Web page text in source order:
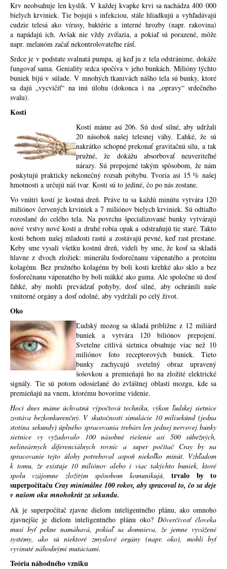
Krv neobsahuje len kyslík. V každej kvapke krvi sa nachádza 400 000
bielych krviniek. Tie bojujú s infekciou, stále hliadkujú a vyhľadávajú
cudzie telesá ako vírusy, baktérie a interné hrozby (napr. rakovina)
a napádajú ich. Avšak nie vždy zvíťazia, a pokiaľ sú porazené, môže
napr. melanóm začať nekontrolovateľne rásť.
Srdce je v podstate svalnatá pumpa, aj keď ju z tela odstránime, dokáže
fungovať sama. Geniality srdca spočíva v jeho bunkách. Milióny týchto
buniek bijú v súlade. V mnohých tkanivách nášho tela sú bunky, ktoré
sa dajú „vycvičiť“ na inú úlohu (dokonca i na „opravy“ srdečného
svalu).
Kosti
Kostí máme asi 206. Sú dosť silné, aby udržali
20 násobok našej telesnej váhy. Ľahké, že sú
nakrátko schopné prekonať gravitačnú silu, a tak
pružné, že dokážu absorbovať neuveriteľné
nárazy. Sú prepojené takým spôsobom, že nám
poskytujú prakticky nekonečný rozsah pohybu. Tvoria asi 15 % našej
hmotnosti a určujú náš tvar. Kosti sú to jediné, čo po nás zostane.
Vo vnútri kostí je kostná dreň. Práve tu sa každú minútu vytvára 120
miliónov červených krviniek a 7 miliónov bielych krviniek. Sú odtiaľto
rozoslané do celého tela. Na povrchu špecializované bunky vytvárajú
nové vrstvy nové kosti a druhé robia opak a odstraňujú tie staré. Takto
kosti behom našej mladosti rastú a zostávajú pevné, keď rast prestane.
Keby sme vysali všetku kostnú dreň, videli by sme, že kosť sa skladá
hlavne z dvoch zložiek: minerálu fosforečnanu vápenatého a proteínu
kolagénu. Bez pružného kolagénu by boli kosti krehké ako sklo a bez
fosforečnanu vápenatého by boli mäkké ako guma. Ale spoločne sú dosť
ľahké, aby mohli prevádzať pohyby, dosť silné, aby ochránili naše
vnútorné orgány a dosť odolné, aby vydržali po celý život.
Oko
Ľudský mozog sa skladá približne z 12 miliárd
buniek a vytvára 120 biliónov prepojení.
Svetelne citlivá sietnica obsahuje viac než 10
miliónov foto receptorových buniek. Tieto
bunky zachycujú svetelný obraz upravený
šošovkou a premieňajú ho na zložité elektrické
signály. Tie sú potom odosielané do zvláštnej oblasti mozgu, kde sa
premieňajú na vnem, ktorému hovoríme videnie.
Hoci dnes máme úchvatnú výpočtovú techniku, výkon ľudskej sietnice
zostáva bezkonkurenčný. V skutočnosti simulácie 10 milisekúnd (jedna
stotina sekundy) úplného spracovania trebárs len jednej nervovej bunky
sietnice vy vyžadovalo 100 násobné riešenie asi 500 súbežných,
nelineárnych diferenciálnych rovníc a super počítač Cray by na
spracovanie tejto úlohy potreboval aspoň niekoľko minút. Vzhľadom
k tomu, že existuje 10 miliónov alebo i viac takýchto buniek, ktoré
spolu vzájomne zložitým spôsobom komunikujú,
trvalo by to
superpočítaču Cray minimálne 100 rokov, aby spracoval to, čo sa deje
v našom oku mnohokrát za sekundu.
Ak je superpočítač zjavne dielom inteligentného plánu, ako omnoho
zjavnejšie je dielom inteligentného plánu oko? Dôverčivosť človeka
musí byť pekne namáhavá, pokiaľ sa domnieva, že jemne vyvážené
systémy, ako sú niektoré zmyslové orgány (napr. oko), mohli byť
vyvinuté náhodnými mutáciami.
Teória náhodného vzniku